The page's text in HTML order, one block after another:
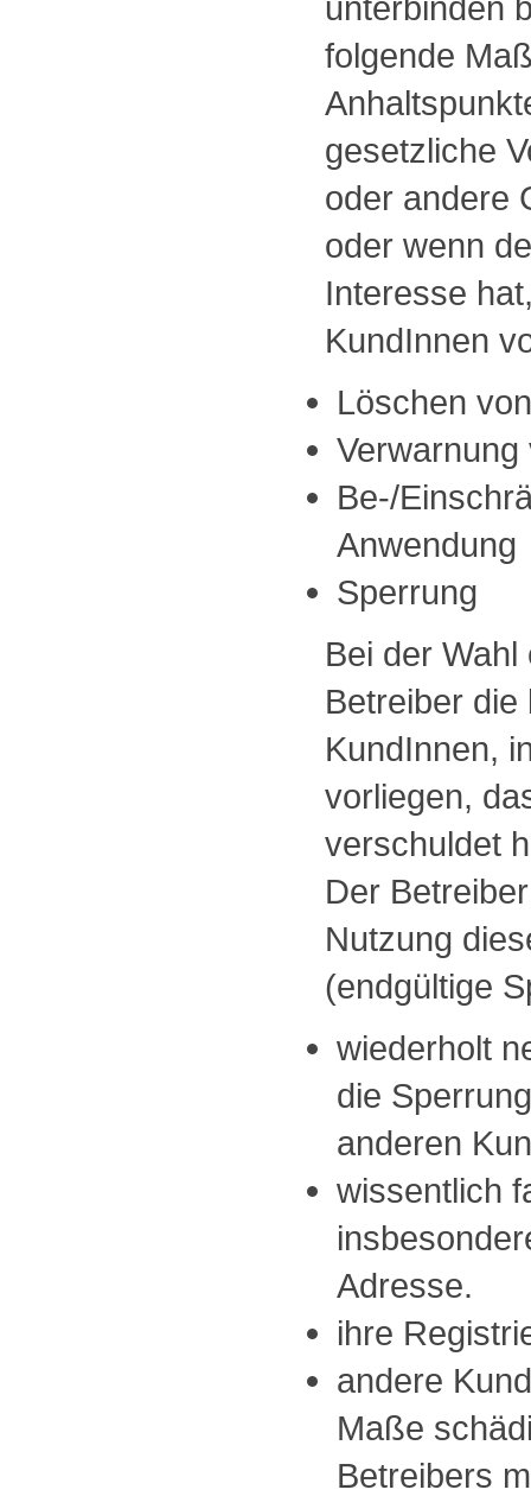
folgende
gesetzliche
oder andere
oder wenn
Interesse
KundInnen
Löschen
Be-/
Anwendung
Sperrung
Bei der
Betreiber
KundInnen,
vorliegen,
verschuldet
Der
Nutzung
(endgültige
wiederholt
die
anderen
wissentlich
Adresse.
ihre
andere
Maße
Betreibers